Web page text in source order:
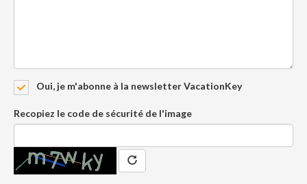
Oui, je m'abonne à la newsletter VacationKey
Recopiez le code de sécurité de l'image